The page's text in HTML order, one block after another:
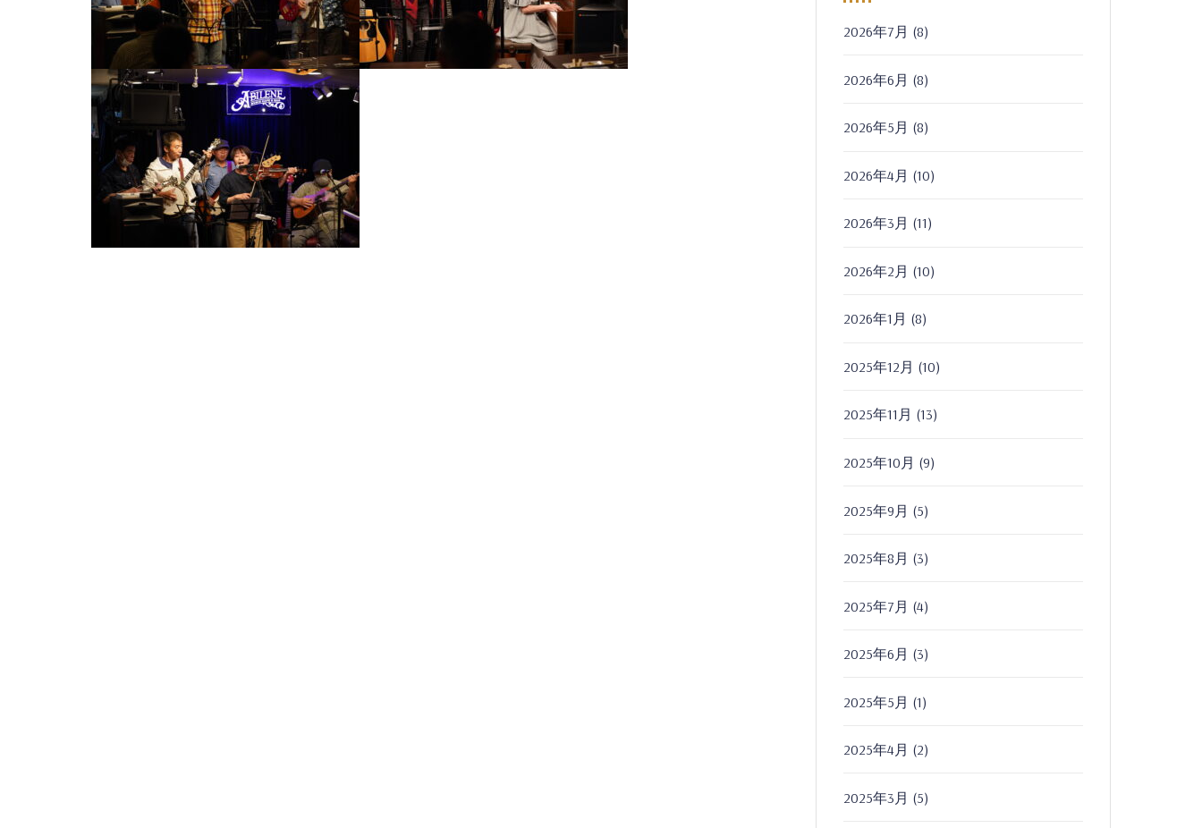
2026年7月 (8)
2026年6月 (8)
2026年5月 (8)
2026年4月 (10)
2026年3月 (11)
2026年2月 (10)
2026年1月 (8)
2025年12月 (10)
2025年11月 (13)
2025年10月 (9)
2025年9月 (5)
2025年8月 (3)
2025年7月 (4)
2025年6月 (3)
2025年5月 (1)
2025年4月 (2)
2025年3月 (5)